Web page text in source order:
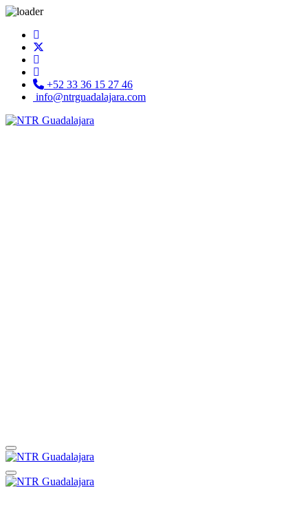
+52 33 36 15 27 46
info@ntrguadalajara.com